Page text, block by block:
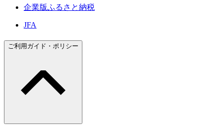
企業版ふるさと納税
JFA
ご利用ガイド・ポリシー